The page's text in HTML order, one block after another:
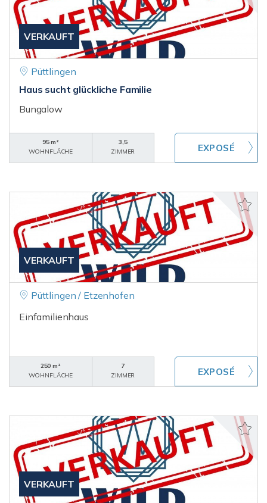
VERKAUFT
Püttlingen
Haus sucht glückliche Familie
Bungalow
95 m²
WOHNFLÄCHE
3,5
ZIMMER
VERKAUFT
Püttlingen / Etzenhofen
Einfamilienhaus
250 m²
WOHNFLÄCHE
7
ZIMMER
VERKAUFT